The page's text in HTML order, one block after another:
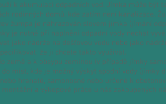
k akumulaci odpadních vod. Jímka může být
rodinných domů, kde zatím není kanalizace.
žumpa je nahrazován slovem jímka (jímání
je nutné při naplnění odpadní vody nechat
jako nádrže na dešťovou vodu nebo jako
že ji chcete takto využívat.
země a k obsypu zeminou (v případě jímky
míst, kde je možný výskyt spodní vody (jímky
hranaté, samonosné nebo určené k
a výkopové práce u nás zakoupených